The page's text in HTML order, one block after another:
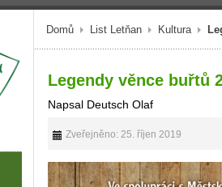
Domů List Letňan Kultura
Legendy věnce buřtů
Napsal Deutsch Olaf
Zveřejněno: 25. říjen 2019